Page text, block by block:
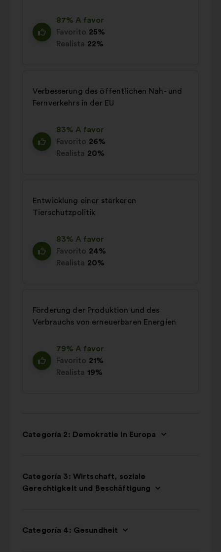
87% A favor
Favorito 25%
Realista 22%
Verbesserung des öffentlichen Nah- und
Fernverkehrs in der EU
83% A favor
Favorito 26%
Realista 20%
Entwicklung einer stärkeren
Tierschutzpolitik
83% A favor
Favorito 24%
Realista 20%
Förderung der Produktion und des
Verbrauchs von erneuerbaren Energien
79% A favor
Favorito 21%
Realista 19%
Categoría 2: Demokratie in Europa
Categoría 3: Wirtschaft, soziale
Gerechtigkeit und Beschäftigung
Categoría 4: Gesundheit